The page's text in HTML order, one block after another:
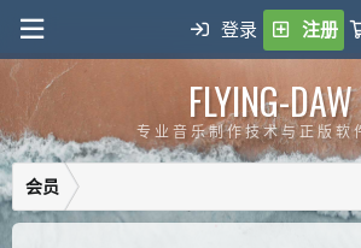
登录 注册
FLYING-DAW
专 业 音 乐 制 作 技 术 与 正 版 软
会员